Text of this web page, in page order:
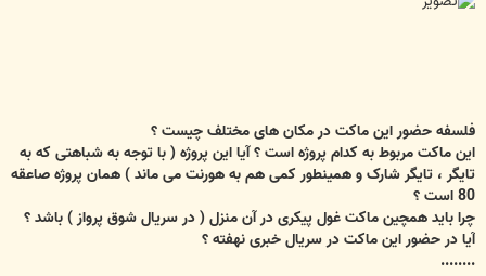
فلسفه حضور این ماکت در مکان های مختلف چیست ؟
این ماکت مربوط به کدام پروژه است ؟ آیا این پروژه ( با توجه به شباهتی که به
تایگر ، تایگر شارک و همینطور کمی هم به هورنت می ماند ) همان پروژه صاعقه
80 است ؟
چرا باید همچین ماکت غول پیکری در آن منزل ( در سریال شوق پرواز ) باشد ؟
آیا در حضور این ماکت در سریال خبری نهفته ؟
........